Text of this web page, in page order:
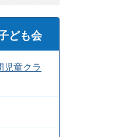
ども会
児童クラ